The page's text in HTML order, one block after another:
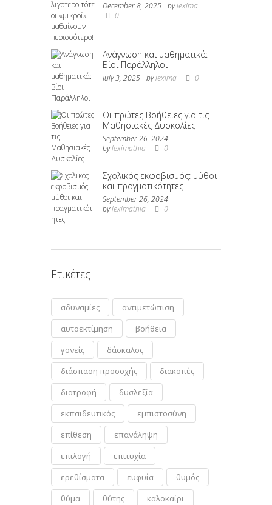
December 8, 2025 bylexima
0
Ανάγνωση και μαθηματικά:
Βίοι Παράλληλοι
July 3, 2025 bylexima 0
Οι πρώτες Βοήθειες για τις
Μαθησιακές Δυσκολίες
September 26, 2024
byleximathia 0
Σχολικός εκφοβισμός: μύθοι
και πραγματικότητες
September 26, 2024
byleximathia 0
Ετικέτες
αδυναμίες
αντιμετώπιση
αυτοεκτίμηση
βοήθεια
γονείς
δάσκαλος
διάσπαση προσοχής
διακοπές
διατροφή
δυσλεξία
εκπαιδευτικός
εμπιστοσύνη
επίθεση
επανάληψη
επιλογή
επιτυχία
ερεθίσματα
ευφυΐα
θυμός
θύμα
θύτης
καλοκαίρι